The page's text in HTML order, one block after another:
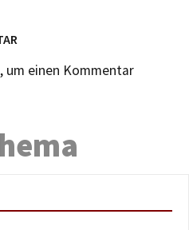
um einen Kommentar